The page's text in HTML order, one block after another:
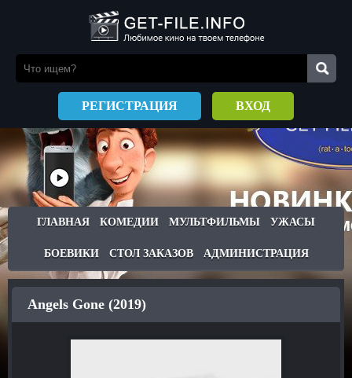
РЕГИСТРАЦИЯ ВХОД
ГЛАВНАЯ КОМЕДИИ МУЛЬТФИЛЬМЫ УЖАСЫ
БОЕВИКИ СТОЛ ЗАКАЗОВ АДМИНИСТРАЦИЯ
Angels Gone (2019)